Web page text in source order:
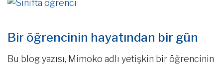
Bir öğrencinin hayatından bir gün
Bu blog yazısı, Mimoko adlı yetişkin bir öğrencinin